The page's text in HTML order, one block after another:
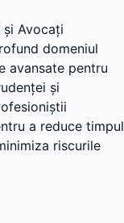
Avocați
domeniul
avansate pentru
și
a reduce timpul
riscurile